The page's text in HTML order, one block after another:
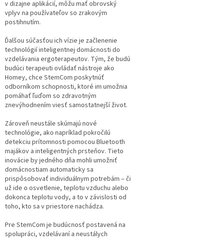
v dizajne aplikácií, môžu mať obrovský
vplyv na používateľov so zrakovým
postihnutím.
Ďalšou súčasťou ich vízie je začlenenie
technológií inteligentnej domácnosti do
vzdelávania ergoterapeutov. Tým, že budú
budúci terapeuti ovládať nástroje ako
Homey, chce StemCom poskytnúť
odborníkom schopnosti, ktoré im umožnia
pomáhať ľuďom so zdravotným
znevýhodnením viesť samostatnejší život.
Zároveň neustále skúmajú nové
technológie, ako napríklad pokročilú
detekciu prítomnosti pomocou Bluetooth
majákov a inteligentných prsteňov. Tieto
inovácie by jedného dňa mohli umožniť
domácnostiam automaticky sa
prispôsobovať individuálnym potrebám – či
už ide o osvetlenie, teplotu vzduchu alebo
dokonca teplotu vody, a to v závislosti od
toho, kto sa v priestore nachádza.
Pre StemCom je budúcnosť postavená na
spolupráci, vzdelávaní a neustálych